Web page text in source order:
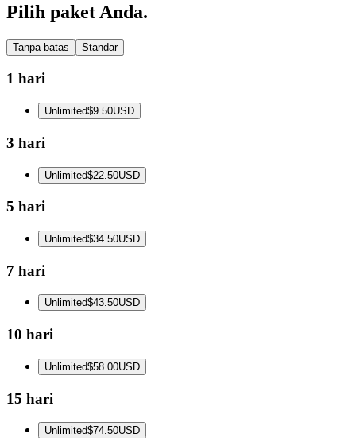
Pilih paket Anda.
Tanpa batas Standar
1 hari
Unlimited$9.50USD
3 hari
Unlimited$22.50USD
5 hari
Unlimited$34.50USD
7 hari
Unlimited$43.50USD
10 hari
Unlimited$58.00USD
15 hari
Unlimited$74.50USD